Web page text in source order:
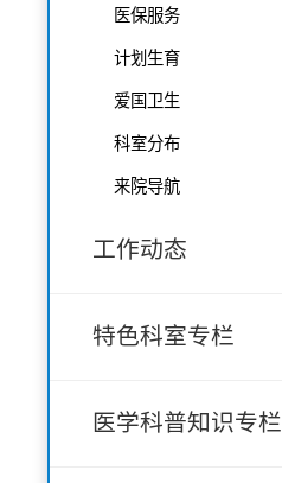
医保服务
计划生育
爱国卫生
科室分布
来院导航
工作动态
特色科室专栏
医学科普知识专栏